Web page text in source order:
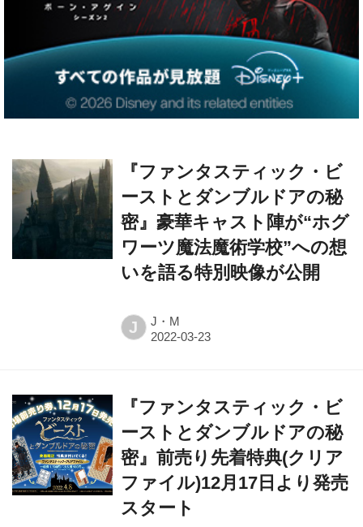
『ファンタスティック・ビ
ーストとダンブルドアの秘
密』豪華キャスト陣が“ホグ
ワーツ魔法魔術学校”への想
いを語る特別映像が公開
J J・M
『ファンタスティック・ビ
ーストとダンブルドアの秘
密』前売り先着特典(クリア
ファイル)12月17日より発売
スタート